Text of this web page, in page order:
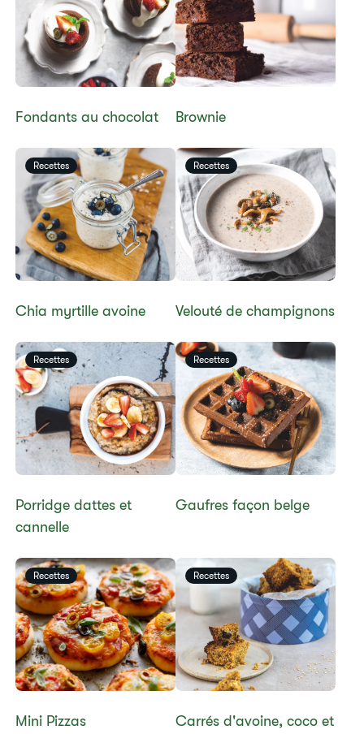
​Fondants au chocolat Brownie
Recettes
Chia myrtille avoine
Recettes
​Velouté de champignons
Recettes
​​Porridge dattes et
cannelle
Recettes
​Gaufres façon belge
Recettes
​​Mini Pizzas
Recettes
​​Carrés d'avoine, coco et